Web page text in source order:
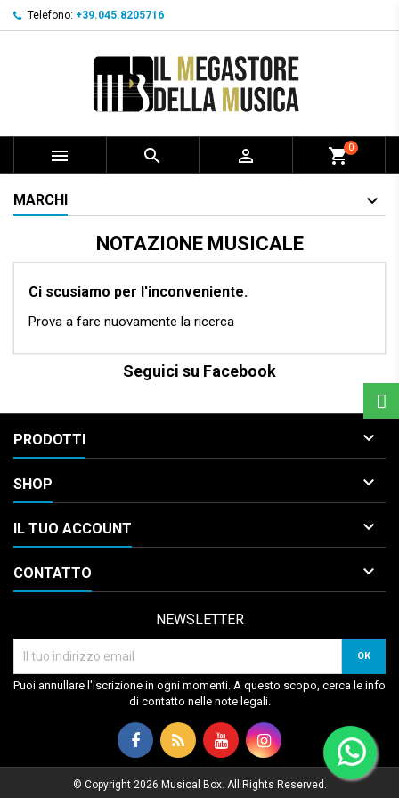
Telefono: +39.045.8205716
   shopping_cart0
MARCHI
NOTAZIONE MUSICALE
Ci scusiamo per l'inconveniente.
Prova a fare nuovamente la ricerca
Seguici su Facebook
PRODOTTI 
SHOP 
IL TUO ACCOUNT 
CONTATTO 
NEWSLETTER
Puoi annullare l'iscrizione in ogni momenti. A questo scopo, cerca le info
di contatto nelle note legali.
© Copyright 2026 Musical Box. All Rights Reserved.